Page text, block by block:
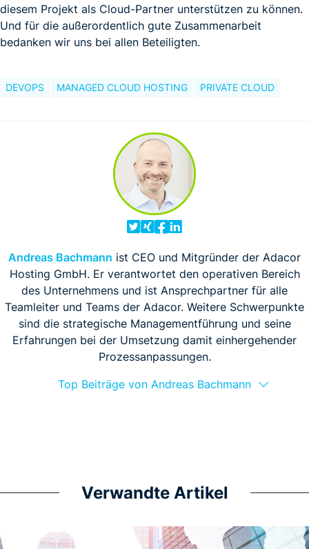
diesem Projekt als Cloud-Partner unterstützen zu können.
Und für die außerordentlich gute Zusammenarbeit
bedanken wir uns bei allen Beteiligten.
DEVOPS MANAGED CLOUD HOSTING PRIVATE CLOUD
Andreas Bachmann ist CEO und Mitgründer der Adacor
Hosting GmbH. Er verantwortet den operativen Bereich
des Unternehmens und ist Ansprechpartner für alle
Teamleiter und Teams der Adacor. Weitere Schwerpunkte
sind die strategische Managementführung und seine
Erfahrungen bei der Umsetzung damit einhergehender
Prozessanpassungen.
Top Beiträge von Andreas Bachmann
Verwandte Artikel